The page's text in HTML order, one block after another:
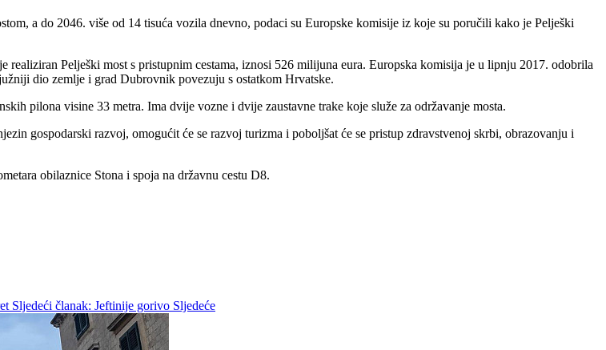
a do 2046. više od 14 tisuća vozila dnevno, podaci su Europske komisije iz koje su poručili kako je Pelješki
Pelješki most s pristupnim cestama, iznosi 526 milijuna eura. Europska komisija je u lipnju 2017. odobrila
dio zemlje i grad Dubrovnik povezuju s ostatkom Hrvatske.
pilona visine 33 metra. Ima dvije vozne i dvije zaustavne trake koje služe za održavanje mosta.
gospodarski razvoj, omogućit će se razvoj turizma i poboljšat će se pristup zdravstvenoj skrbi, obrazovanju i
obilaznice Stona i spoja na državnu cestu D8.
Sljedeći članak: Jeftinije gorivo Sljedeće